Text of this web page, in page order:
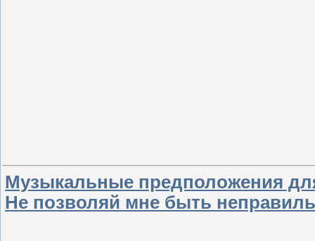
Музыкальные предположения
Не позволяй мне быть